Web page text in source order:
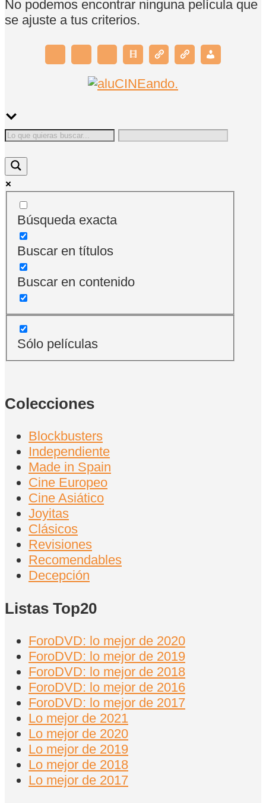
No podemos encontrar ninguna película que
se ajuste a tus criterios.
Búsqueda exacta
Buscar en títulos
Buscar en contenido
Sólo películas
Colecciones
Blockbusters
Independiente
Made in Spain
Cine Europeo
Cine Asiático
Joyitas
Clásicos
Revisiones
Recomendables
Decepción
Listas Top20
ForoDVD: lo mejor de 2020
ForoDVD: lo mejor de 2019
ForoDVD: lo mejor de 2018
ForoDVD: lo mejor de 2016
ForoDVD: lo mejor de 2017
Lo mejor de 2021
Lo mejor de 2020
Lo mejor de 2019
Lo mejor de 2018
Lo mejor de 2017